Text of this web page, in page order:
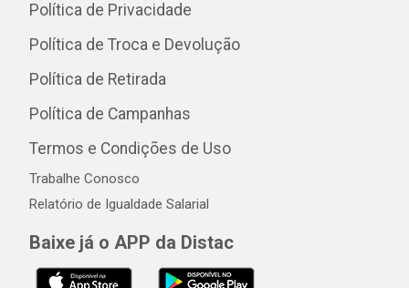
Política de Privacidade
Política de Troca e Devolução
Política de Retirada
Política de Campanhas
Termos e Condições de Uso
Trabalhe Conosco
Relatório de Igualdade Salarial
Baixe já o APP da Distac